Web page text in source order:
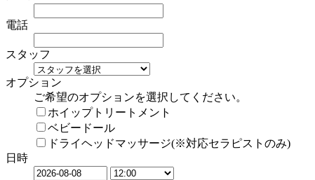
電話
スタッフ
オプション
ご希望のオプションを選択してください。
ホイップトリートメント
ベビードール
ドライヘッドマッサージ(※対応セラピストのみ)
日時